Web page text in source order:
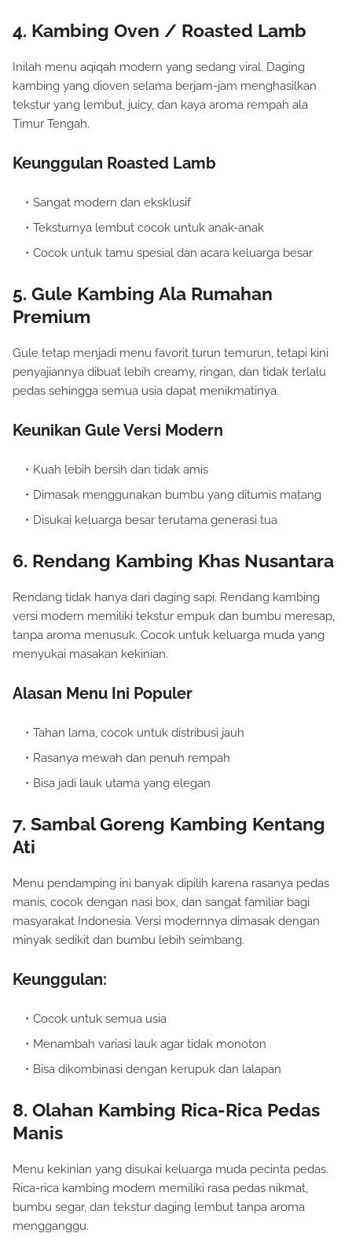
4. Kambing Oven / Roasted Lamb
Inilah menu aqiqah modern yang sedang viral. Daging
kambing yang dioven selama berjam-jam menghasilkan
tekstur yang lembut, juicy, dan kaya aroma rempah ala
Timur Tengah.
Keunggulan Roasted Lamb
Sangat modern dan eksklusif
Teksturnya lembut cocok untuk anak-anak
Cocok untuk tamu spesial dan acara keluarga besar
5. Gule Kambing Ala Rumahan
Premium
Gule tetap menjadi menu favorit turun temurun, tetapi kini
penyajiannya dibuat lebih creamy, ringan, dan tidak terlalu
pedas sehingga semua usia dapat menikmatinya.
Keunikan Gule Versi Modern
Kuah lebih bersih dan tidak amis
Dimasak menggunakan bumbu yang ditumis matang
Disukai keluarga besar terutama generasi tua
6. Rendang Kambing Khas Nusantara
Rendang tidak hanya dari daging sapi. Rendang kambing
versi modern memiliki tekstur empuk dan bumbu meresap,
tanpa aroma menusuk. Cocok untuk keluarga muda yang
menyukai masakan kekinian.
Alasan Menu Ini Populer
Tahan lama, cocok untuk distribusi jauh
Rasanya mewah dan penuh rempah
Bisa jadi lauk utama yang elegan
7. Sambal Goreng Kambing Kentang
Ati
Menu pendamping ini banyak dipilih karena rasanya pedas
manis, cocok dengan nasi box, dan sangat familiar bagi
masyarakat Indonesia. Versi modernnya dimasak dengan
minyak sedikit dan bumbu lebih seimbang.
Keunggulan:
Cocok untuk semua usia
Menambah variasi lauk agar tidak monoton
Bisa dikombinasi dengan kerupuk dan lalapan
8. Olahan Kambing Rica-Rica Pedas
Manis
Menu kekinian yang disukai keluarga muda pecinta pedas.
Rica-rica kambing modern memiliki rasa pedas nikmat,
bumbu segar, dan tekstur daging lembut tanpa aroma
mengganggu.